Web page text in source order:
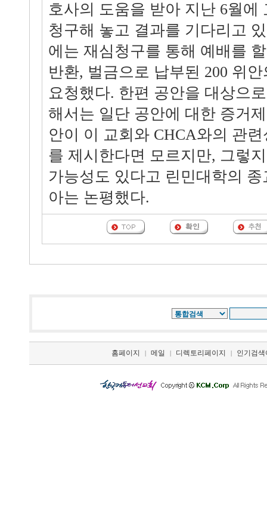
호사의 도움을 받아 지난 6월에
청구해 놓고 결과를 기다리고
에는 재심청구를 통해 예배를
반환, 벌금으로 납부된 200 위
요청했다. 한편 공안을 대상으
해서는 일단 공안에 대한 증거
안이 이 교회와 CHCA와의 관
를 제시한다면 모르지만, 그렇
가능성도 있다고 린민대학의
아는 논평했다.
홈페이지 | 메일 | 디렉토리페이지 | 인기검색